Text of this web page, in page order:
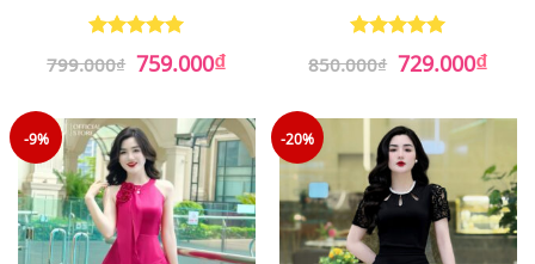
Được xếp
hạng
55
799.000₫ Giá
gốc
759.000₫Giá
hiện
759.000₫.
Được xếp
hạng
55
850.000₫ Giá
gốc
729.000₫Giá
hiện
-9% -20%